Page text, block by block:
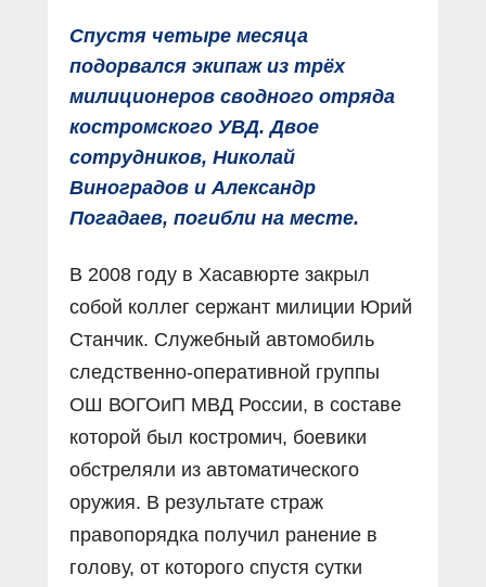
Спустя четыре месяца
подорвался экипаж из трёх
милицио­неров сводного отряда
костромского УВД. Двое
сотрудников, Николай
Виноградов и Александр
Погадаев, погибли на месте.
В 2008 году в Хасавюрте закрыл
собой коллег сержант милиции Юрий
Станчик. Служебный автомобиль
следственно-оперативной группы
ОШ ВОГОиП МВД России, в составе
которой был костромич, боевики
обстреляли из автоматического
оружия. В результате страж
правопорядка получил ранение в
голову, от которого спустя сутки